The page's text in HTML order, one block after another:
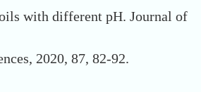
with different pH. Journal of
2020, 87, 82-92.